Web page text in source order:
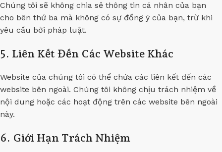
Chúng tôi sẽ không chia sẻ thông tin cá nhân của bạn
cho bên thứ ba mà không có sự đồng ý của bạn, trừ khi
yêu cầu bởi pháp luật.
5. Liên Kết Đến Các Website Khác
Website của chúng tôi có thể chứa các liên kết đến các
website bên ngoài. Chúng tôi không chịu trách nhiệm về
nội dung hoặc các hoạt động trên các website bên ngoài
này.
6. Giới Hạn Trách Nhiệm